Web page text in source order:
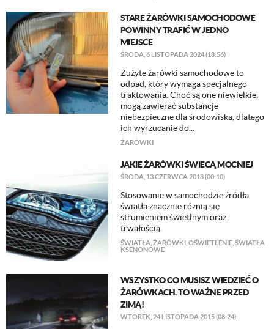
STARE ŻARÓWKI SAMOCHODOWE
POWINNY TRAFIĆ W JEDNO
MIEJSCE
ŚRODA, 6 LISTOPADA 2024 (18:56)
Zużyte żarówki samochodowe to
odpad, który wymaga specjalnego
traktowania. Choć są one niewielkie,
mogą zawierać substancje
niebezpieczne dla środowiska, dlatego
ich wyrzucanie do...
ŻARÓWKI
JAKIE ŻARÓWKI ŚWIECĄ MOCNIEJ
ŚRODA, 13 CZERWCA 2018 (00:10)
Stosowanie w samochodzie źródła
światła znacznie różnią się
strumieniem świetlnym oraz
trwałością.
ŚWIATŁA ŻARÓWKI, OŚWIETLENIE, ŚWIATŁA
KSENONOWE
WSZYSTKO CO MUSISZ WIEDZIEĆ O
ŻARÓWKACH. TO WAŻNE PRZED
ZIMĄ!
WTOREK, 24 LISTOPADA 2015 (08:24)